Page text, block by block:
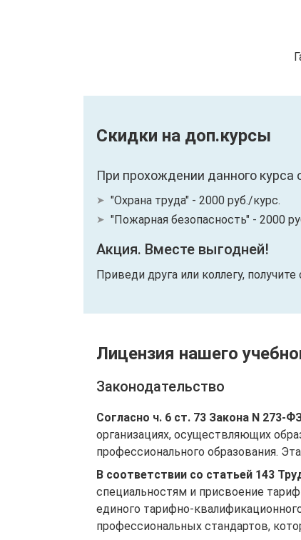
Скидки на доп.курсы
При прохождении данного
"Охрана труда" - 2000 руб./курс.
"Пожарная безопасность" - 2000
Акция. Вместе выгодней!
Приведи друга или коллегу,
Лицензия нашего
Законодательство
Согласно ч. 6 ст. 73 Закона N 273-
организациях, осуществляющих
профессионального образования.
В соответствии со статьей 143
специальностям и присвоение
единого тарифно-
профессиональных стандартов,